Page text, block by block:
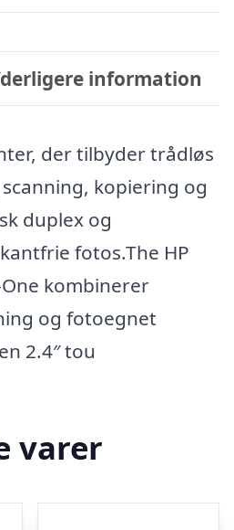
information
der tilbyder trådløs
kopiering og
duplex og
fotos.The HP
One kombinerer
og fotoegnet
2.4″ tou
varer